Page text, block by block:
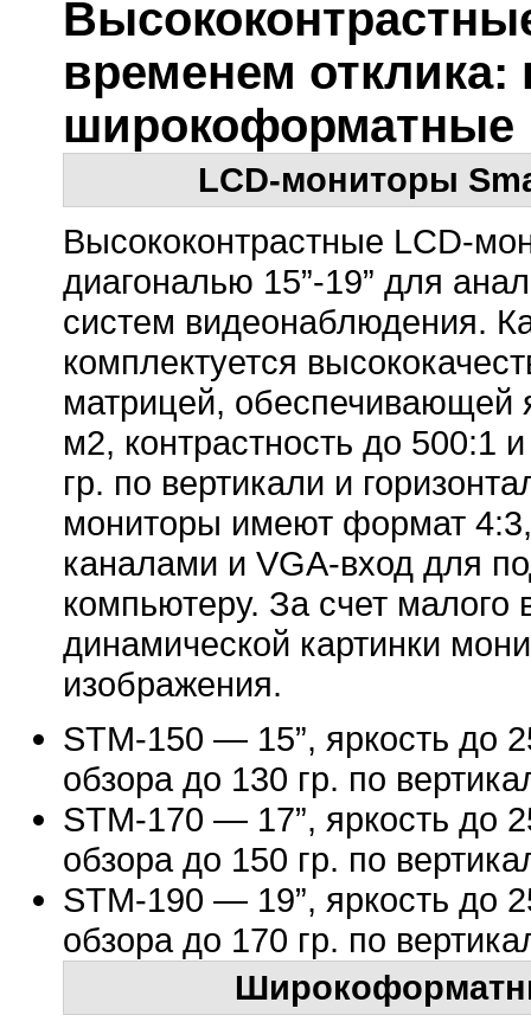
временем отклика:
широкоформатные
LCD-мониторы
Высококонтрастные LCD-
диагональю 15”-19” для
систем видеонаблюдения.
комплектуется
матрицей, обеспечивающей
м2, контрастность до 500:1
гр. по вертикали и
мониторы имеют формат
каналами и VGA-вход для
компьютеру. За счет
динамической картинки
изображения.
STM-150 — 15”, яркость до
обзора до 130 гр. по
STM-170 — 17”, яркость до
обзора до 150 гр. по
STM-190 — 19”, яркость до
обзора до 170 гр. по